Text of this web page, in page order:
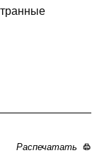
Распечатать